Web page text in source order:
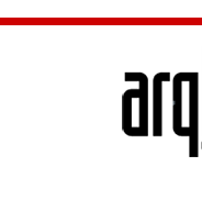
Skip to main content